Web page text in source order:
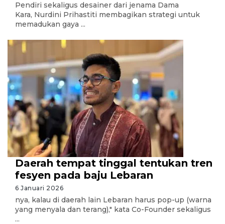
Pendiri sekaligus desainer dari jenama Dama
Kara, Nurdini Prihastiti membagikan strategi untuk
memadukan gaya ...
Daerah tempat tinggal tentukan tren
fesyen pada baju Lebaran
6 Januari 2026
nya, kalau di daerah lain Lebaran harus pop-up (warna
yang menyala dan terang)," kata Co-Founder sekaligus
...